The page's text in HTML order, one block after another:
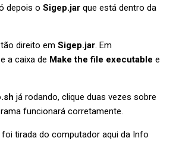
depois o Sigep.jar que está dentro da
direito em Sigep.jar. Em
a caixa de Make the file executable e
já rodando, clique duas vezes sobre
funcionará corretamente.
tirada do computador aqui da Info